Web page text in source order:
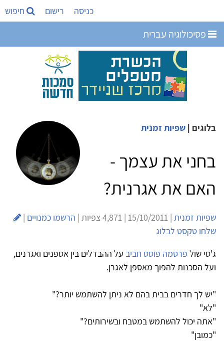
כניסה רישום חיפוש
פסיכולוגיה עברית
בלוגים | שפיות זמנית
בחני את עצמך -
האם את אגרנית?
שפיות זמנית | 15/10/2011 | 4,871 צפיות | הרשמו כמנויים |
שלחו טקסט לבלוג
ג'סי שול פרסמה פוסט חביב על ההבדלים בין אספנים ואגרנים,
ועל הסכנות להפוך מאספן לאגרן.
"יש לך חדרים בבית בהם לא ניתן להשתמש יותר?"
"לא"
"אתה יכול להשתמש במטבח ובשירותים?"
"כמובן"